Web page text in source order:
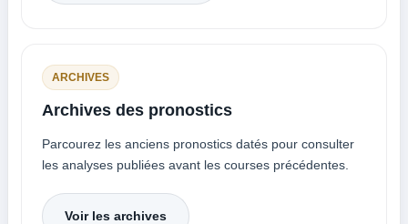
ARCHIVES
Archives des pronostics
Parcourez les anciens pronostics datés pour consulter
les analyses publiées avant les courses précédentes.
Voir les archives